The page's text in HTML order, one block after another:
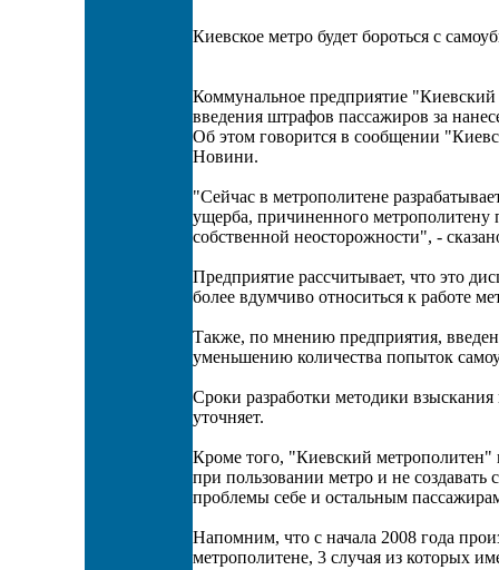
Киевское метро будет бороться с
Коммунальное предприятие
введения штрафов пассажиров за
Об этом говорится в сообщении
Новини.
"Сейчас в метрополитене
ущерба, причиненного
собственной неосторожности", -
Предприятие рассчитывает, что это
более вдумчиво относиться к работе
Также, по мнению предприятия,
уменьшению количества попыток
Сроки разработки методики
уточняет.
Кроме того, "Киевский
при пользовании метро и не
проблемы себе и остальным
Напомним, что с начала 2008 года
метрополитене, 3 случая из которых